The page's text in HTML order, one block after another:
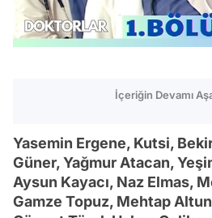
İçeriğin Devamı
Yasemin Ergene, Kutsi,
Güner, Yağmur Atacan,
Aysun Kayacı, Naz Elmas,
Gamze Topuz, Mehtap